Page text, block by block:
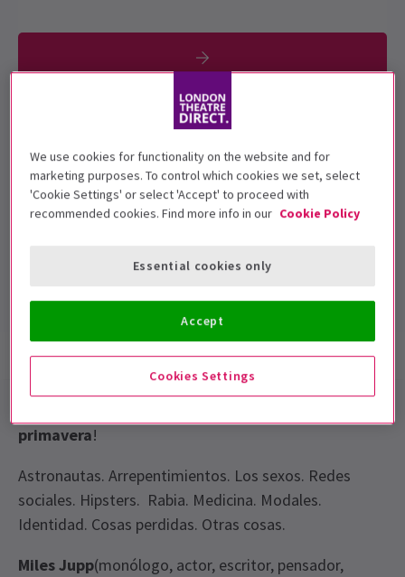
Fechas de función
25 February 2017
Información del espectáculo Galería
primavera!
Astronautas. Arrepentimientos. Los sexos. Redes
sociales. Hipsters. Rabia. Medicina. Modales.
Identidad. Cosas perdidas. Otras cosas.
Miles Jupp(monólogo, actor, escritor, pensador,
We use cookies for functionality on the website and for
marketing purposes. To control which cookies we set, select
'Cookie Settings' or select 'Accept' to proceed with
recommended cookies. Find more info in our Cookie Policy
Cookies Settings
Essential cookies only
Accept